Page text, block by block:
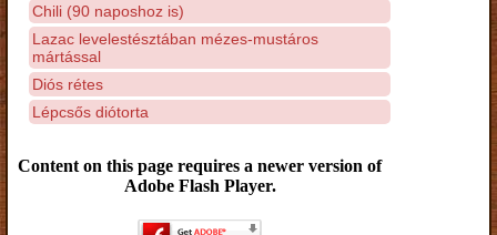
Chili (90 naposhoz is)
Lazac levelestésztában mézes-mustáros
mártással
Diós rétes
Lépcsős diótorta
Content on this page requires a newer version of
Adobe Flash Player.